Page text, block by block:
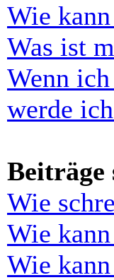
Wie
Was ist
Wenn
werde
Beiträge
Wie
Wie
Wie